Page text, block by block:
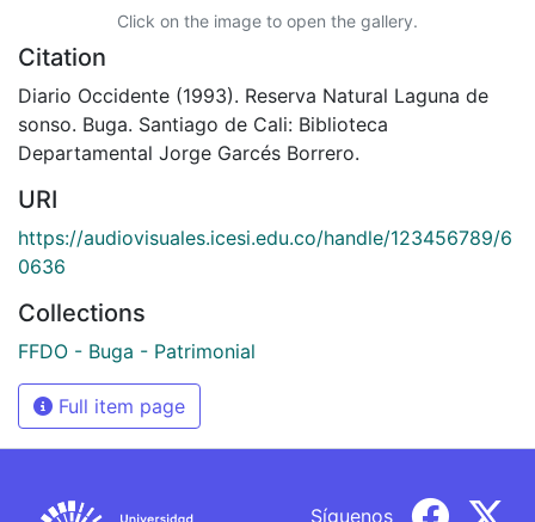
Click on the image to open the gallery.
Citation
Diario Occidente (1993). Reserva Natural Laguna de
sonso. Buga. Santiago de Cali: Biblioteca
Departamental Jorge Garcés Borrero.
URI
https://audiovisuales.icesi.edu.co/handle/123456789/6
0636
Collections
FFDO - Buga - Patrimonial
Full item page
Síguenos